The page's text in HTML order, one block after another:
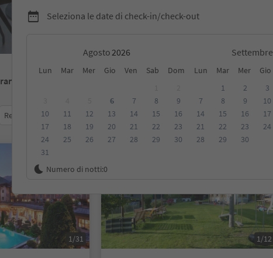
Seleziona le date di check-in/check-out
Agosto Settembre
Lun Mar Mer Gio Ven Sab Dom Lun Mar Mer Gio
6 7 8
9
10
11 12 13 14 15
16
17
18 19 20 21 22
23
24
25 26 27 28 29
30
31
1 2 3
7
8 9 10
14
15 16 17
21
22 23 24
28
29 30
Numero di notti:0
Recensioni Categoria Trattamento Alloggi sostenibili
1/31 1/12